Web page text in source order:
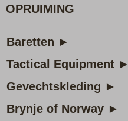
OPRUIMING
Baretten ►
Tactical Equipment ►
Gevechtskleding ►
Brynje of Norway ►